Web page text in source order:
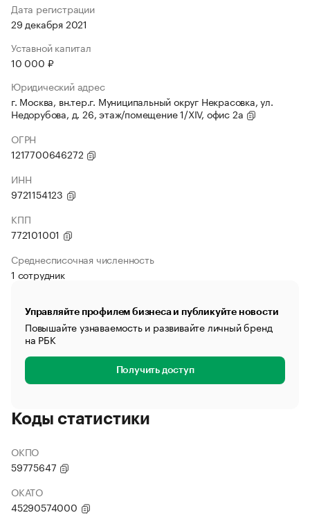
Дата регистрации
29 декабря 2021
Уставной капитал
10 000 ₽
Юридический адрес
г. Москва, вн.тер.г. Муниципальный округ Некрасовка, ул.
Недорубова, д. 26, этаж/помещение 1/XIV, офис 2а
ОГРН
1217700646272
ИНН
9721154123
КПП
772101001
Среднесписочная численность
1 сотрудник
Управляйте профилем бизнеса и публикуйте новости
Повышайте узнаваемость и развивайте личный бренд
на РБК
Получить доступ
Коды статистики
ОКПО
59775647
ОКАТО
45290574000